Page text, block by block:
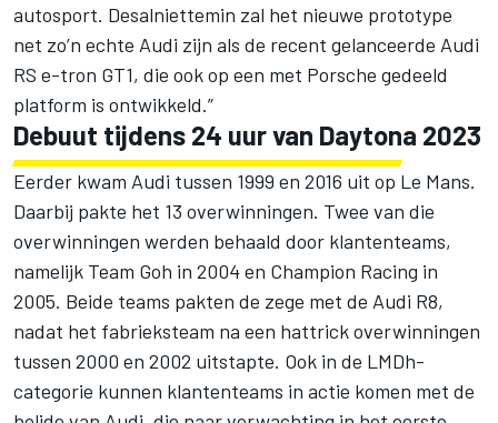
autosport. Desalniettemin zal het nieuwe prototype
net zo’n echte Audi zijn als de recent gelanceerde Audi
RS e-tron GT1, die ook op een met Porsche gedeeld
platform is ontwikkeld.”
Debuut tijdens 24 uur van Daytona 2023
Eerder kwam Audi tussen 1999 en 2016 uit op Le Mans.
Daarbij pakte het 13 overwinningen. Twee van die
overwinningen werden behaald door klantenteams,
namelijk Team Goh in 2004 en Champion Racing in
2005. Beide teams pakten de zege met de Audi R8,
nadat het fabrieksteam na een hattrick overwinningen
tussen 2000 en 2002 uitstapte. Ook in de LMDh-
categorie kunnen klantenteams in actie komen met de